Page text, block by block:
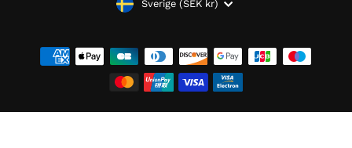
VALUTASverige (SEK kr)